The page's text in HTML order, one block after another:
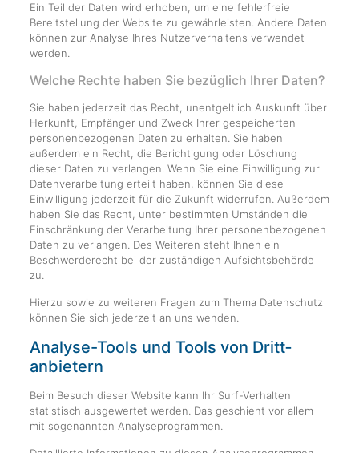
Ein Teil der Daten wird erhoben, um eine fehlerfreie
Bereitstellung der Website zu gewährleisten. Andere Daten
können zur Analyse Ihres Nutzerverhaltens verwendet
werden.
Welche Rechte haben Sie bezüglich Ihrer Daten?
Sie haben jederzeit das Recht, unentgeltlich Auskunft über
Herkunft, Empfänger und Zweck Ihrer gespeicherten
personenbezogenen Daten zu erhalten. Sie haben
außerdem ein Recht, die Berichtigung oder Löschung
dieser Daten zu verlangen. Wenn Sie eine Einwilligung zur
Datenverarbeitung erteilt haben, können Sie diese
Einwilligung jederzeit für die Zukunft widerrufen. Außerdem
haben Sie das Recht, unter bestimmten Umständen die
Einschränkung der Verarbeitung Ihrer personenbezogenen
Daten zu verlangen. Des Weiteren steht Ihnen ein
Beschwerderecht bei der zuständigen Aufsichtsbehörde
zu.
Hierzu sowie zu weiteren Fragen zum Thema Datenschutz
können Sie sich jederzeit an uns wenden.
Analyse-Tools und Tools von Dritt­
anbietern
Beim Besuch dieser Website kann Ihr Surf-Verhalten
statistisch ausgewertet werden. Das geschieht vor allem
mit sogenannten Analyseprogrammen.